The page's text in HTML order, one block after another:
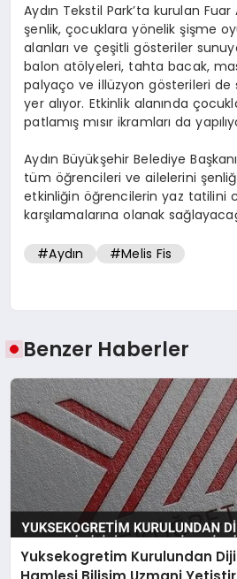
Aydın Tekstil Park’ta kurulan Fuar
şenlik, çocuklara yönelik şişme
alanları ve çeşitli gösteriler
balon atölyeleri, tahta bacak,
palyaço ve illüzyon gösterileri de
yer alıyor. Etkinlik alanında
patlamış mısır ikramları da
Aydın Büyükşehir Belediye
tüm öğrencileri ve ailelerini
etkinliğin öğrencilerin yaz tatilini
karşılamalarına olanak
#Aydın #Melis Fis
Benzer Haberler
Yuksekogretim Kurulundan